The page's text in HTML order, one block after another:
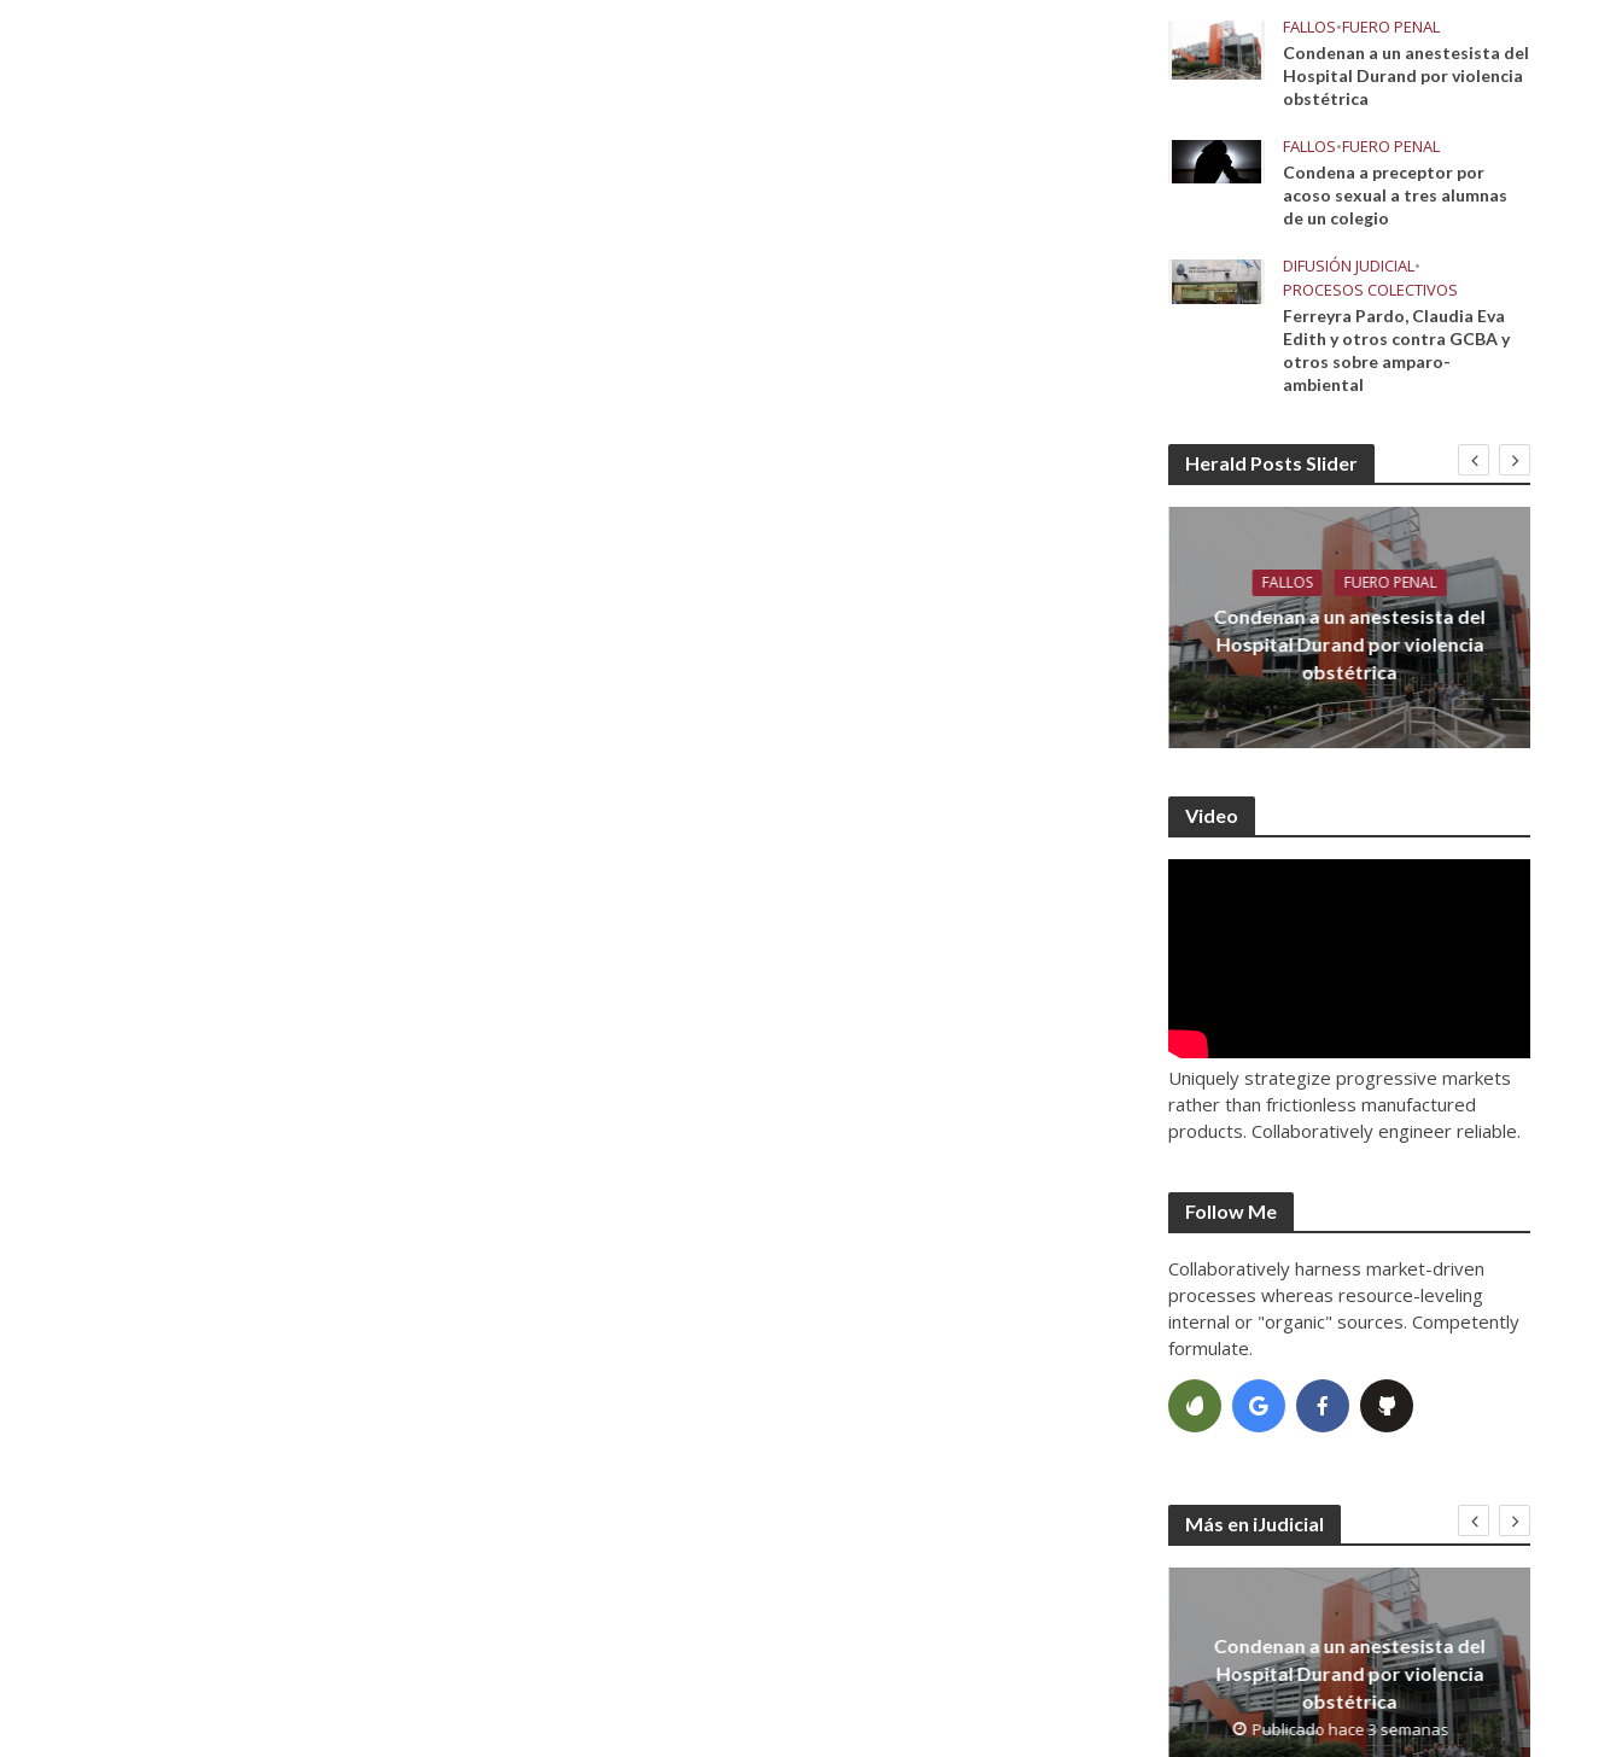
FALLOS•FUERO PENAL
Condenan a un anestesista del
Hospital Durand por violencia
obstétrica
FALLOS•FUERO PENAL
Condena a preceptor por
acoso sexual a tres alumnas
de un colegio
DIFUSIÓN JUDICIAL•
PROCESOS COLECTIVOS
Ferreyra Pardo, Claudia Eva
Edith y otros contra GCBA y
otros sobre amparo-
ambiental
Herald Posts Slider
FALLOS FUERO PENAL
Condenan a un anestesista del
Hospital Durand por violencia
obstétrica
Video
Uniquely strategize progressive markets
rather than frictionless manufactured
products. Collaboratively engineer reliable.
Follow Me
Collaboratively harness market-driven
processes whereas resource-leveling
internal or "organic" sources. Competently
formulate.
Más en iJudicial
Condenan a un anestesista del
Hospital Durand por violencia
obstétrica
Publicado hace 3 semanas